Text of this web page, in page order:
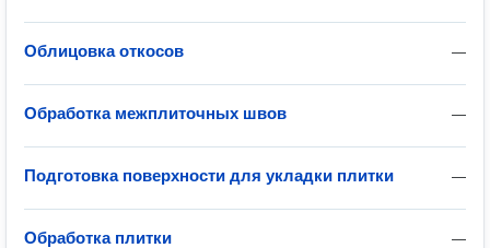
—
Облицовка откосов
—
Обработка межплиточных швов
—
Подготовка поверхности для укладки плитки
—
Обработка плитки